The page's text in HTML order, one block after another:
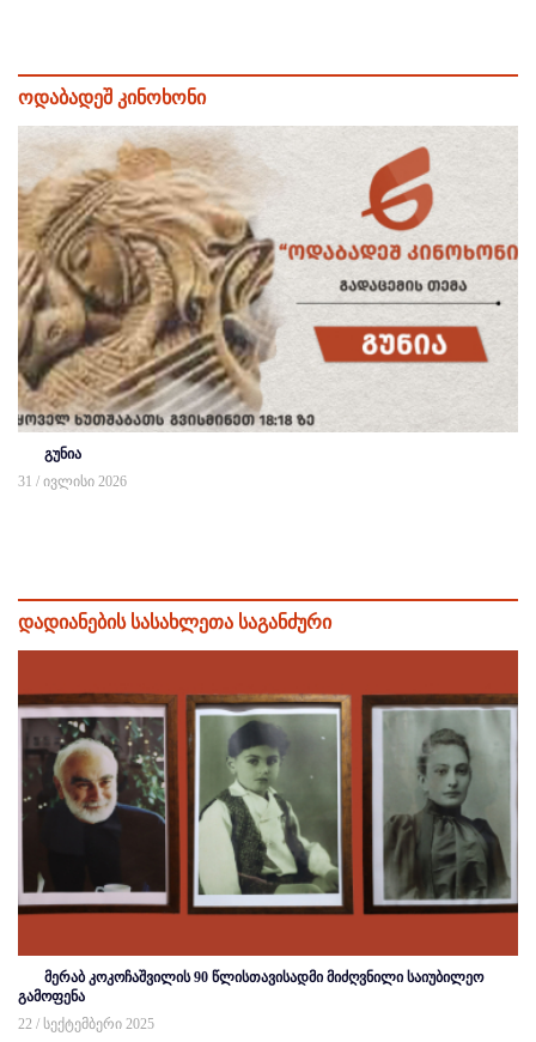
ოდაბადეშ კინოხონი
გუნია
31 / ივლისი 2026
დადიანების სასახლეთა საგანძური
მერაბ კოკოჩაშვილის 90 წლისთავისადმი მიძღვნილი საიუბილეო
გამოფენა
22 / სექტემბერი 2025